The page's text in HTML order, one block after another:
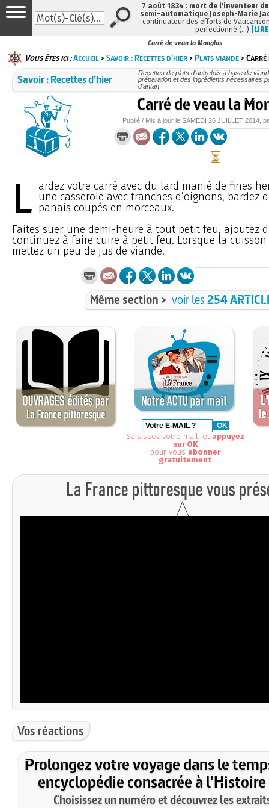
Carré de veau la Monglas
Vous êtes ici :Accueil >Savoir : Recettes d’hier >Plats viande >
Savoir : Recettes d’hier
Recettes de plats d’autrefois à base de
préparation et des ingrédients nécessaires
d’antan
Carré de veau la
Publié / Mis à jour le SAMEDI 26 JUILLET 2014 ,
L ardez votre carré avec du lard manié de fines
une casserole avec tranches d’oignons, bardez
panais coupés en morceaux.
Faites suer une demi-heure à tout petit feu, ajoutez
continuez à faire cuire à petit feu. Lorsque la cuisson
mettez un peu de jus de viande.
Même section > voir les254
Saisissez votre mail, et appuyez
sur OK
pour vous abonner
gratuitement
Vos réactions
Prolongez votre voyage dans le
encyclopédie consacrée à l'Histoire
Choisissez un numéro et découvrez les
7 août 1834 : mort de l'inventeur
semi-automatique Joseph-Marie
continuateur des efforts de
perfectionné (…)